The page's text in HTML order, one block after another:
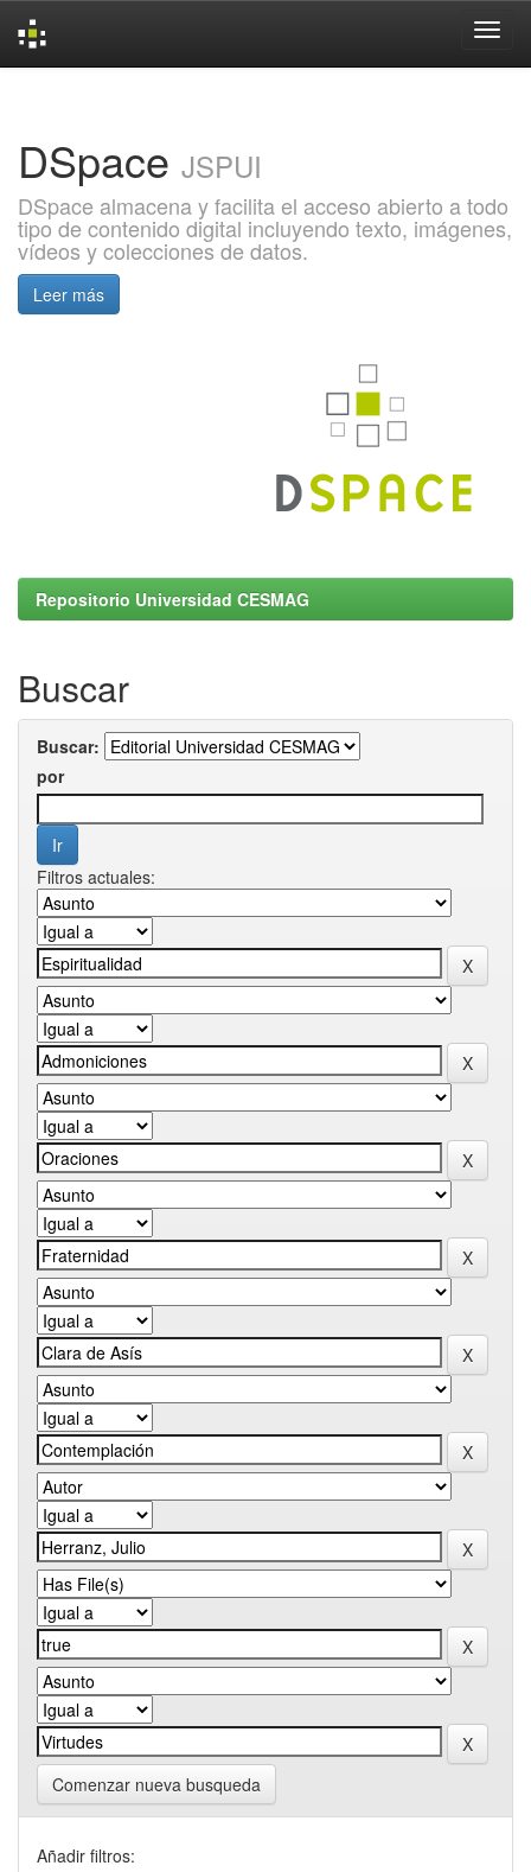
DSpace JSPUI
DSpace almacena y facilita el acceso abierto a todo
tipo de contenido digital incluyendo texto, imágenes,
vídeos y colecciones de datos.
Leer más
Repositorio Universidad CESMAG
Buscar
Buscar:
por
Filtros actuales:
Comenzar nueva busqueda
Añadir filtros: